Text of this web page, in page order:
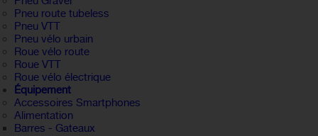
Pneu route tubeless
Pneu VTT
Pneu vélo urbain
Roue vélo route
Roue VTT
Roue vélo électrique
Équipement
Accessoires Smartphones
Alimentation
Barres - Gateaux